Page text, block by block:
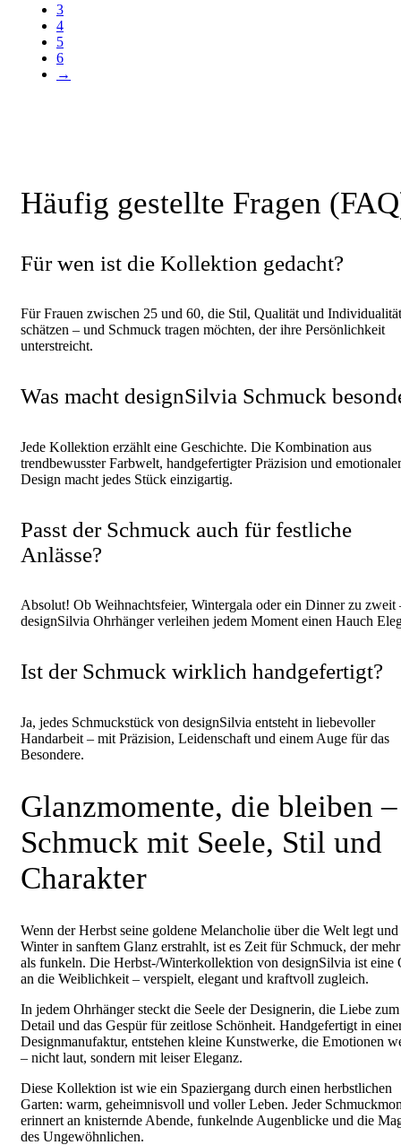
3
4
5
6
→
Häufig gestellte Fragen
Für wen ist die Kollektion gedacht?
Für Frauen zwischen 25 und 60, die Stil, Qualität und Individualität
schätzen – und Schmuck tragen möchten, der ihre Persönlichkeit
unterstreicht.
Was macht designSilvia Schmuck
Jede Kollektion erzählt eine Geschichte. Die Kombination aus
trendbewusster Farbwelt, handgefertigter Präzision und
Design macht jedes Stück einzigartig.
Passt der Schmuck auch für festliche
Anlässe?
Absolut! Ob Weihnachtsfeier, Wintergala oder ein Dinner zu zweit
designSilvia Ohrhänger verleihen jedem Moment einen Hauch
Ist der Schmuck wirklich handgefertigt?
Ja, jedes Schmuckstück von designSilvia entsteht in liebevoller
Handarbeit – mit Präzision, Leidenschaft und einem Auge für das
Besondere.
Glanzmomente, die bleiben –
Schmuck mit Seele, Stil und
Charakter
Wenn der Herbst seine goldene Melancholie über die Welt legt und
Winter in sanftem Glanz erstrahlt, ist es Zeit für Schmuck, der
als funkeln. Die Herbst-/Winterkollektion von designSilvia ist eine
an die Weiblichkeit – verspielt, elegant und kraftvoll zugleich.
In jedem Ohrhänger steckt die Seele der Designerin, die Liebe zum
Detail und das Gespür für zeitlose Schönheit. Handgefertigt in
Designmanufaktur, entstehen kleine Kunstwerke, die Emotionen
– nicht laut, sondern mit leiser Eleganz.
Diese Kollektion ist wie ein Spaziergang durch einen herbstlichen
Garten: warm, geheimnisvoll und voller Leben. Jeder
erinnert an knisternde Abende, funkelnde Augenblicke und die
des Ungewöhnlichen.